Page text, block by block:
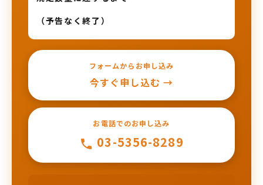
（予告なく終了）
フォームからお申し込み
今すぐ申し込む →
お電話でのお申し込み
03-5356-8289